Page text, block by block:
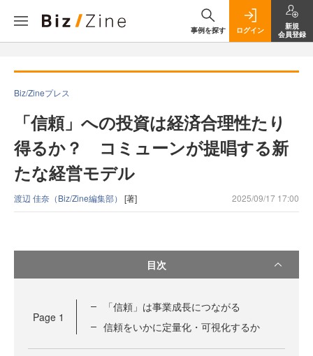
事例を探す ログイン
新規
会員登録
Biz/Zineプレス
「信頼」への投資は経済合理性たり
得るか？ コミューンが提唱する新
たな経営モデル
渡辺 佳奈（Biz/Zine編集部） [著] 2025/09/17 17:00
目次
Page 1
「信頼」は事業成長につながる
信頼をいかに定量化・可視化するか